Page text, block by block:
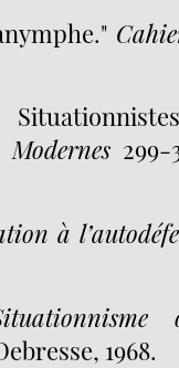
299-
à
1968.